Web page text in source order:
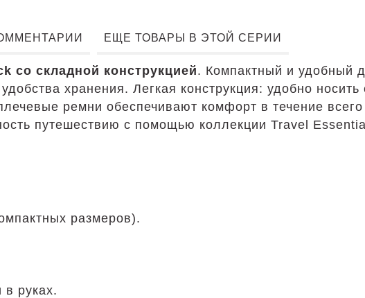
ЕЩЕ ТОВАРЫ В ЭТОЙ СЕРИИ
со складной конструкцией. Компактный и удобный
хранения. Легкая конструкция: удобно носить
ремни обеспечивают комфорт в течение
путешествию с помощью коллекции Travel
размеров).
руках.